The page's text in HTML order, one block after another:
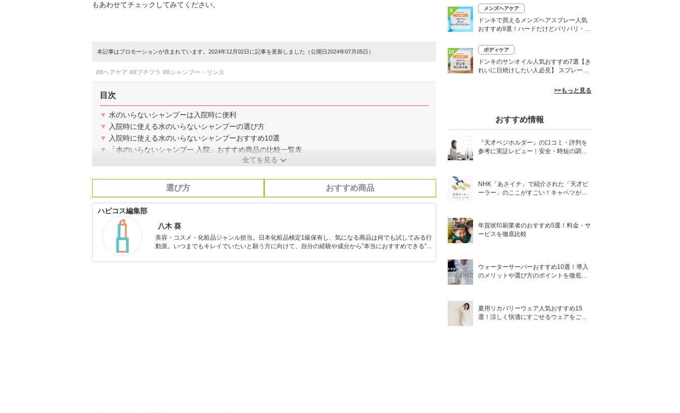
もあわせてチェックしてみてください。
本記事はプロモーションが含まれています。2024年12月02日に記事を更新しました（公開日2024年07月05日）
##ヘアケア ##プチプラ ##シャンプー・リンス
目次
▼ 水のいらないシャンプーは入院時に便利
▼
入院時に使える水のいらないシャンプーの選び方
▼
入院時に使える水のいらないシャンプーおすすめ10選
▼
「水のいらないシャンプー 入院」おすすめ商品の比較一覧表
全てを見る
選び方 おすすめ商品
ハピコス編集部
八木 葵
美容・コスメ・化粧品ジャンル担当。日本化粧品検定1級保有し、気になる商品は何でも試してみる行
動派。いつまでもキレイでいたいと願う方に向けて、自分の経験や成分から”本当におすすめできる”も
9 メンズヘアケア
ドンキで買えるメンズヘアスプレー人気
おすすめ9選！ハードだけどパリパリ・白
10 ボディケア
ドンキのサンオイル人気おすすめ7選【き
れいに日焼けしたい人必見】 スプレーや
>>もっと見る
おすすめ情報
『天才ベジホルダー』の口コミ・評判を
参考に実証レビュー！安全・時短の調理
NHK「あさイチ」で紹介された「天才ピ
ーラー」のここがすごい！キャベツがほ
年賀状印刷業者のおすすめ5選！料金・サ
ービスを徹底比較
ウォーターサーバーおすすめ10選！導入
のメリットや選び方のポイントを徹底解
夏用リカバリーウェア人気おすすめ15
選！涼しく快適にすごせるウェアをご紹